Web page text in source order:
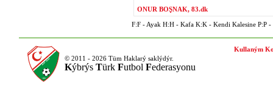
ONUR BOŞNAK, 83.dk
F:F - Ayak H:H - Kafa K:K - Kendi Kalesine P:P -
© 2011 - 2026 Tüm Haklarý saklýdýr.
Kýbrýs Türk Futbol Federasyonu
Kullaným